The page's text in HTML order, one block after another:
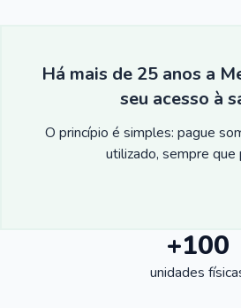
Há mais de 25 anos a
seu acesso à
O princípio é simples: pague
utilizado, sempre que
+100
unidades